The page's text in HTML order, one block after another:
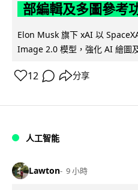
部編輯及多圖參考
Elon Musk 旗下 xAI 以
Image 2.0 模型，強化 AI 繪圖
12 分享
人工智能
Lawton 9 小時